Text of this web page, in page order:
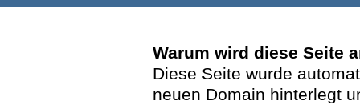
Warum wird diese Seite
Diese Seite wurde
neuen Domain hinterlegt